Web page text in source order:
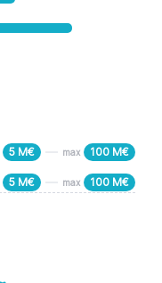
5 M€ max 100 M€
5 M€ max 100 M€